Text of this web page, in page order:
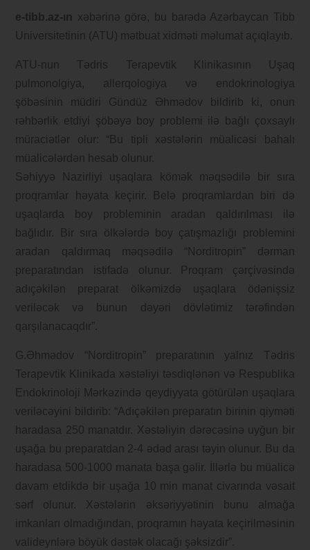
e-tibb.az-ın xəbərinə görə, bu barədə Azərbaycan Tibb
Universitetinin (ATU) mətbuat xidməti məlumat açıqlayıb.
ATU-nun Tədris Terapevtik Klinikasının Uşaq
pulmonolgiya, allerqologiya və endokrinologiya
şöbəsinin müdiri Gündüz Əhmədov bildirib ki, onun
rəhbərlik etdiyi şöbəyə boy problemi ilə bağlı çoxsaylı
müraciətlər olur: “Bu tipli xəstələrin müalicəsi bahalı
müalicələrdən hesab olunur.
Səhiyyə Nazirliyi uşaqlara kömək məqsədilə bir sıra
proqramlar həyata keçirir. Belə proqramlardan biri də
uşaqlarda boy probleminin aradan qaldırılması ilə
bağlıdır. Bir sıra ölkələrdə boy çatışmazlığı problemini
aradan qaldırmaq məqsədilə “Norditropin” dərman
preparatından istifadə olunur. Proqram çərçivəsində
adıçəkilən preparat ölkəmizdə uşaqlara ödənişsiz
veriləcək və bunun dəyəri dövlətimiz tərəfindən
qarşılanacaqdır”.
G.Əhmədov “Norditropin” preparatının yalnız Tədris
Terapevtik Klinikada xəstəliyi təsdiqlənən və Respublika
Endokrinoloji Mərkəzində qeydiyyata götürülən uşaqlara
veriləcəyini bildirib: “Adıçəkilən preparatın birinin qiyməti
haradasa 250 manatdır. Xəstəliyin dərəcəsinə uyğun bir
uşağa bu preparatdan 2-4 ədəd arası təyin olunur. Bu da
haradasa 500-1000 manata başa gəlir. İllərlə bu müalicə
davam etdikdə bir uşağa 10 min manat civarında vəsait
sərf olunur. Xəstələrin əksəriyyətinin bunu almağa
imkanları olmadığından, proqramın həyata keçirilməsinin
valideynlərə böyük dəstək olacağı şəksizdir”.